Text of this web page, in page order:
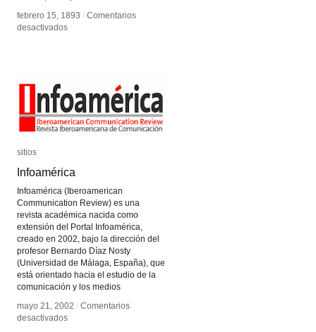
febrero 15, 1893 / Comentarios
desactivadosen
febrero 15, 1893 / Comentarios
desactivadosen
sitios
Infoamérica
Infoamérica (Iberoamerican
Communication Review) es una
revista académica nacida como
extensión del Portal Infoamérica,
creado en 2002, bajo la dirección del
profesor Bernardo Díaz Nosty
(Universidad de Málaga, España), que
está orientado hacia el estudio de la
comunicación y los medios
mayo 21, 2002 / Comentarios
desactivadosen
sitios
Infoamérica
mayo 21, 2002 / Comentarios
desactivadosen